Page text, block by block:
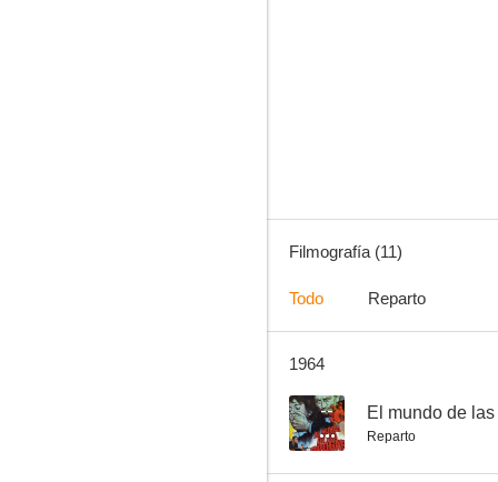
Filmografía (11)
Todo Reparto
1964
-- El mundo de
Reparto